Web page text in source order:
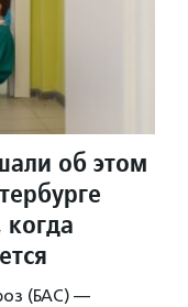
об этом
(БАС) —